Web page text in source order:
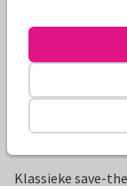
Klassieke save-